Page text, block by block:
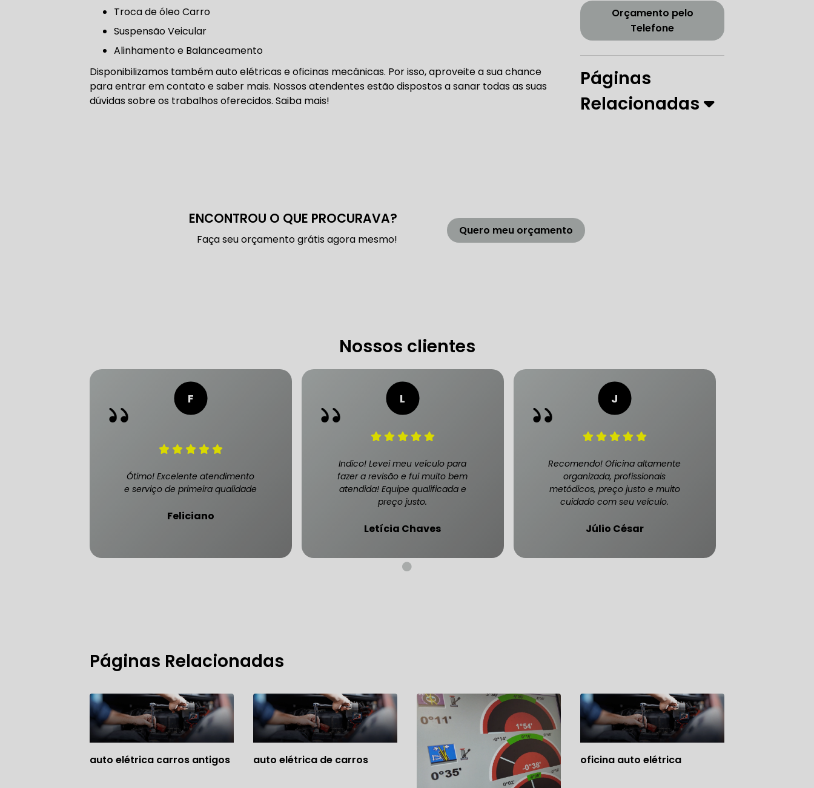
CORREIA DENTADA CARRO
DIREÇÕES HIDRÁULICAS
MANUTENÇÃO DIREÇÃO HIDRÁULICA CONSERTO DIREÇÃO HIDRÁULICA
FREIOS AUTOMOTIVOS
ESPECIALISTA EM FREIO AUTOMOTIVO FREIO DE AUTOMÓVEL
FREIO ABS MANUTENÇÃO
FREIO DO CARRO ZONA SUL
MECÂNICO PARA CONSERTO DE CARRO BLINDADO
MECÂNICO PARA CARROS BLINDADOS DE LUXO
OFICINA QUE ATENDE CARRO BLINDADO
MECÂNICO PARA SUSPENSÃO DE CARRO BLINDADO
OFICINA MECÂNICA DE AUTOMÓVEIS BLINDADOS
MECÂNICO PARA REVISÃO PREVENTIVA DE BLINDADOS
Troca de óleo Carro
Suspensão Veicular
Alinhamento e Balanceamento
Disponibilizamos também auto elétricas e oficinas mecânicas. Por isso, aproveite a sua chance
para entrar em contato e saber mais. Nossos atendentes estão dispostos a sanar todas as suas
dúvidas sobre os trabalhos oferecidos. Saiba mais!
Orçamento pelo
Telefone
Páginas
Relacionadas
ENCONTROU O QUE PROCURAVA?
Faça seu orçamento grátis agora mesmo!
Quero meu orçamento
Nossos clientes
Ótimo! Excelente atendimento
e serviço de primeira qualidade
Feliciano
Indico! Levei meu veículo para
fazer a revisão e fui muito bem
atendida! Equipe qualificada e
preço justo.
Letícia Chaves
Recomendo! Oficina altamente
organizada, profissionais
metódicos, preço justo e muito
cuidado com seu veículo.
Júlio César
Páginas Relacionadas
auto elétrica carros antigos auto elétrica de carros oficina auto elétrica